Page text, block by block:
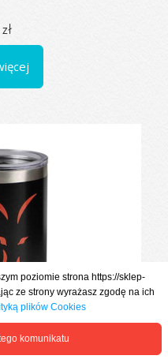
MUG FOX Pokrywka
poziomie strona https://sklep-
ze strony wyrażasz zgodę na ich
plików Cookies
komunikatu